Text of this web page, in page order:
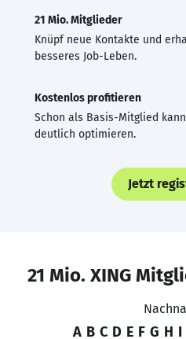
21 Mio. Mitglieder
Knüpf neue Kontakte und
besseres Job-Leben.
Kostenlos profitieren
Schon als Basis-Mitglied
deutlich optimieren.
Jetzt
21 Mio. XING
A B C D E F G H I